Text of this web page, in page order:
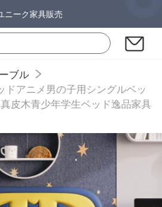
ニーク家具販売
ブル
ドアニメ男の子用シングルベッ
皮木青少年学生ベッド逸品家具